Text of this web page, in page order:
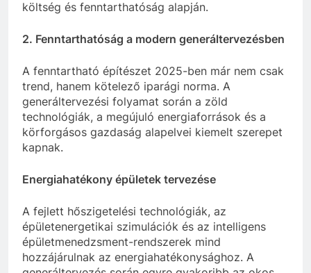
költség és fenntarthatóság alapján.
2. Fenntarthatóság a modern generáltervezésben
A fenntartható építészet 2025-ben már nem csak
trend, hanem kötelező iparági norma. A
generáltervezési folyamat során a zöld
technológiák, a megújuló energiaforrások és a
körforgásos gazdaság alapelvei kiemelt szerepet
kapnak.
Energiahatékony épületek tervezése
A fejlett hőszigetelési technológiák, az
épületenergetikai szimulációk és az intelligens
épületmenedzsment-rendszerek mind
hozzájárulnak az energiahatékonysághoz. A